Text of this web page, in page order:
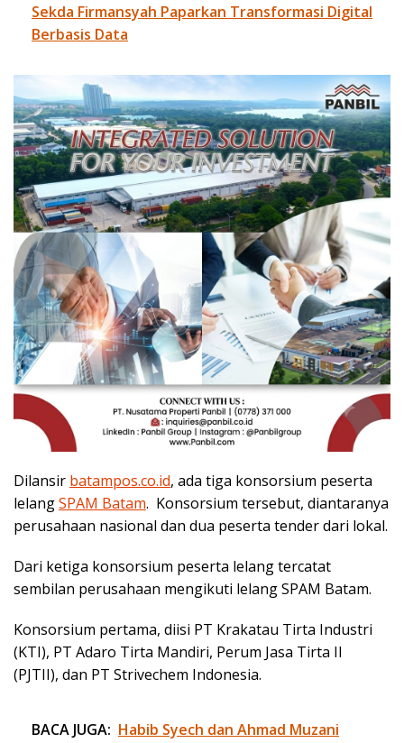
Sekda Firmansyah Paparkan Transformasi Digital
Berbasis Data
Dilansir batampos.co.id, ada tiga konsorsium peserta
lelangSPAM Batam. Konsorsium tersebut, diantaranya
perusahaan nasional dan dua peserta tender dari lokal.
Dari ketiga konsorsium peserta lelang tercatat
sembilan perusahaan mengikuti lelang SPAM Batam.
Konsorsium pertama, diisi PT Krakatau Tirta Industri
(KTI), PT Adaro Tirta Mandiri, Perum Jasa Tirta II
(PJTII), dan PT Strivechem Indonesia.
BACA JUGA: Habib Syech dan Ahmad Muzani